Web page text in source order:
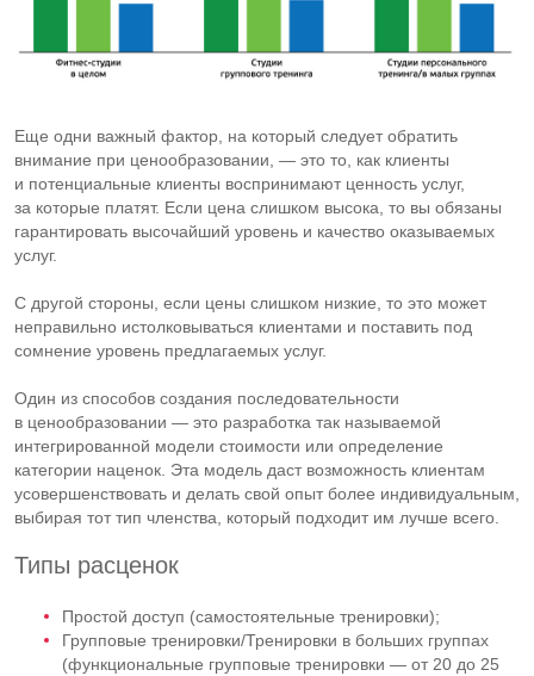
Еще одни важный фактор, на который следует обратить
внимание при ценообразовании, — это то, как клиенты
и потенциальные клиенты воспринимают ценность услуг,
за которые платят. Если цена слишком высока, то вы обязаны
гарантировать высочайший уровень и качество оказываемых
услуг.
С другой стороны, если цены слишком низкие, то это может
неправильно истолковываться клиентами и поставить под
сомнение уровень предлагаемых услуг.
Один из способов создания последовательности
в ценообразовании — это разработка так называемой
интегрированной модели стоимости или определение
категории наценок. Эта модель даст возможность клиентам
усовершенствовать и делать свой опыт более индивидуальным,
выбирая тот тип членства, который подходит им лучше всего.
Типы расценок
Простой доступ (самостоятельные тренировки);
Групповые тренировки/Тренировки в больших группах
(функциональные групповые тренировки — от 20 до 25